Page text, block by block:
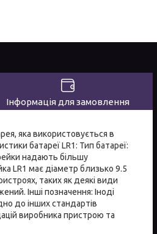
Інформація для замовлення
яка використовується в
батареї LR1: Тип батареї:
надають більшу
LR1 має діаметр близько 9.5
таких як деякі види
Інші позначення: Іноді
до інших стандартів
виробника пристрою та